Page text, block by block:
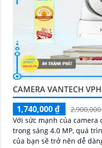
CAMERA VANTECH
1,740,000 ₫
Với sức mạnh của camera
trong sáng 4.0 MP, quá
của bạn sẽ trở nên dễ dàng hơn